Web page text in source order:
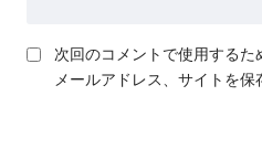
次回のコメントで使用するた
メールアドレス、サイトを保